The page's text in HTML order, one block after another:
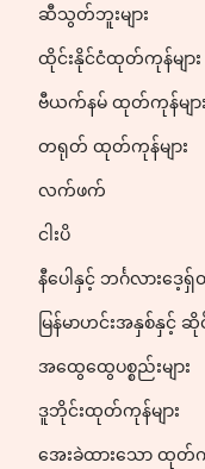
ဆီသွတ်ဘူးများ
ထိုင်းနိုင်ငံထုတ်ကုန်များ
ဗီယက်နမ် ထုတ်ကုန်များ
တရုတ် ထုတ်ကုန်များ
လက်ဖက်
ငါးပိ
နီပေါနှင့် ဘင်္ဂလားဒေ့ရှ်
မြန်မာဟင်းအနှစ်နှင့်
အထွေထွေပစ္စည်းများ
ဒူဘိုင်းထုတ်ကုန်များ
အေးခဲထားသော ထုတ်ကု